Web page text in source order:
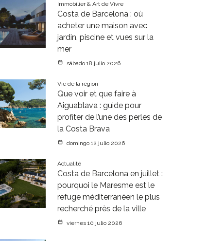
Immobilier & Art de Vivre
Costa de Barcelona : où
acheter une maison avec
jardin, piscine et vues sur la
mer
sábado 18 julio 2026
Vie de la région
Que voir et que faire à
Aiguablava : guide pour
profiter de l’une des perles de
la Costa Brava
domingo 12 julio 2026
Actualité
Costa de Barcelona en juillet :
pourquoi le Maresme est le
refuge méditerranéen le plus
recherché près de la ville
viernes 10 julio 2026